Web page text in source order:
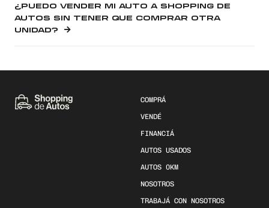
¿PUEDO VENDER MI AUTO A SHOPPING DE
AUTOS SIN TENER QUE COMPRAR OTRA
UNIDAD?
COMPRÁ
VENDÉ
FINANCIÁ
AUTOS USADOS
AUTOS 0KM
NOSOTROS
TRABAJÁ CON NOSOTROS